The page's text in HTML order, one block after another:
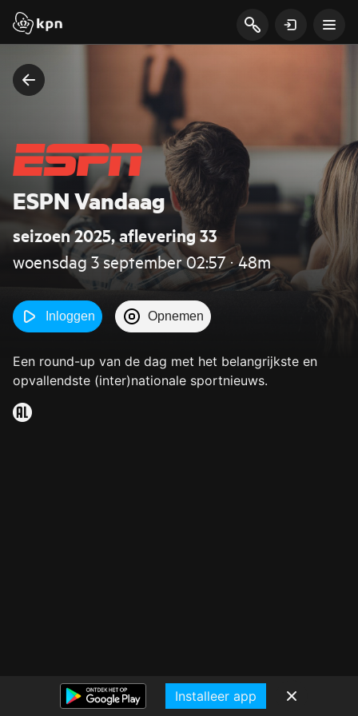
ESPN Vandaag
seizoen 2025, aflevering 33
woensdag 3 september 02:57 ‧ 48m
Inloggen Opnemen
Een round-up van de dag met het belangrijkste en
opvallendste (inter)nationale sportnieuws.
Installeer app